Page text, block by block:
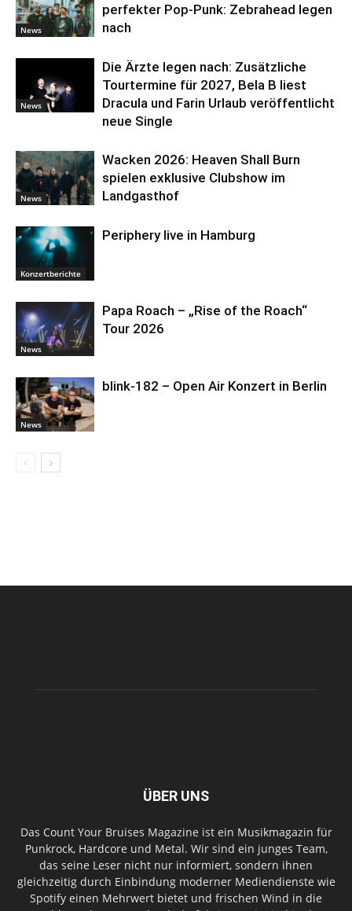
News
perfekter Pop-Punk: Zebrahead legen
nach
News
Die Ärzte legen nach: Zusätzliche
Tourtermine für 2027, Bela B liest
Dracula und Farin Urlaub veröffentlicht
neue Single
News
Wacken 2026: Heaven Shall Burn
spielen exklusive Clubshow im
Landgasthof
Konzertberichte
Periphery live in Hamburg
News
Papa Roach – „Rise of the Roach“
Tour 2026
News
blink-182 – Open Air Konzert in Berlin
ÜBER UNS
Das Count Your Bruises Magazine ist ein Musikmagazin für
Punkrock, Hardcore und Metal. Wir sind ein junges Team,
das seine Leser nicht nur informiert, sondern ihnen
gleichzeitig durch Einbindung moderner Mediendienste wie
Spotify einen Mehrwert bietet und frischen Wind in die